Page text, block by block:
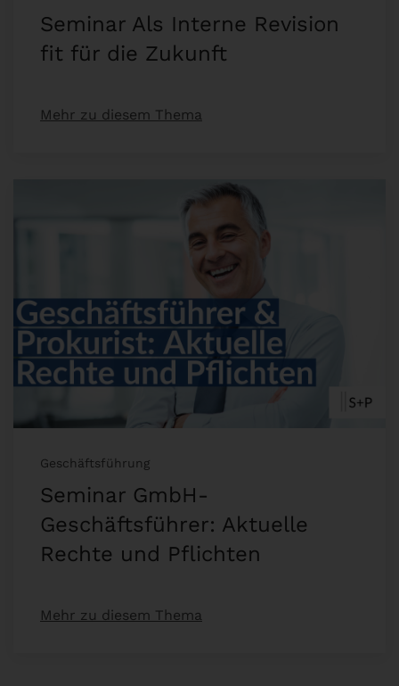
Seminar Als Interne Revision
fit für die Zukunft
Mehr zu diesem Thema
Geschäftsführung
Seminar GmbH-
Geschäftsführer: Aktuelle
Rechte und Pflichten
Mehr zu diesem Thema